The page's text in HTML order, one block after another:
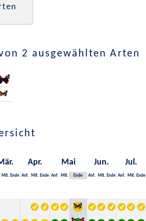
2 ausgewählten Arten
Apr. Mai Jun. Jul.
Mit. Ende Anf. Mit. Ende Anf. Mit. Ende Anf. Mit. Ende Anf. Mit. Ende